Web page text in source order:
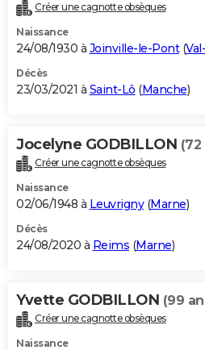
Créer une cagnotte obsèques
Naissance
24/08/1930 à Joinville-le-Pont(
Décès
23/03/2021 à Saint-Lô (Manche)
Jocelyne GODBILLON (72
Créer une cagnotte obsèques
Naissance
02/06/1948 à Leuvrigny(Marne)
Décès
24/08/2020 à Reims (Marne)
Yvette GODBILLON (99
Créer une cagnotte obsèques
Naissance